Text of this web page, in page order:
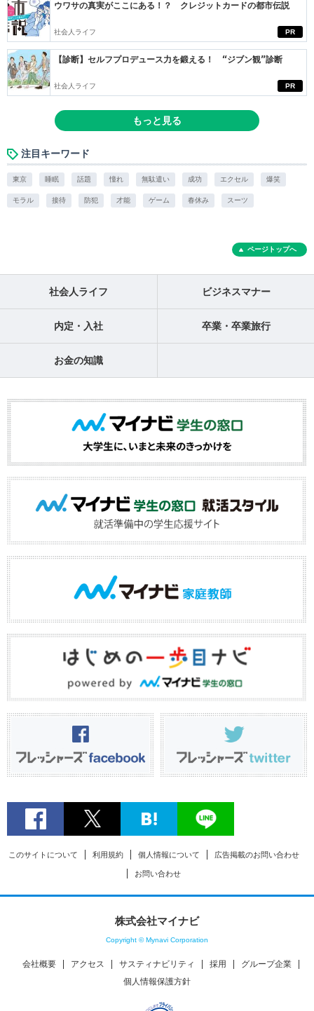
PR
ウワサの真実がここにある！？ クレジットカードの都市伝説
社会人ライフ
PR
【診断】セルフプロデュース力を鍛える！ “ジブン観”診断
社会人ライフ
もっと見る
注目キーワード
東京 睡眠 話題 憧れ 無駄遣い 成功 エクセル 爆笑
モラル 接待 防犯 才能 ゲーム 春休み スーツ
ページトップへ
社会人ライフ ビジネスマナー
内定・入社 卒業・卒業旅行
お金の知識
このサイトについて 利用規約 個人情報について 広告掲載のお問い合わせ
お問い合わせ
株式会社マイナビ
Copyright © Mynavi Corporation
会社概要 アクセス サスティナビリティ 採用
グループ企業
個人情報保護方針